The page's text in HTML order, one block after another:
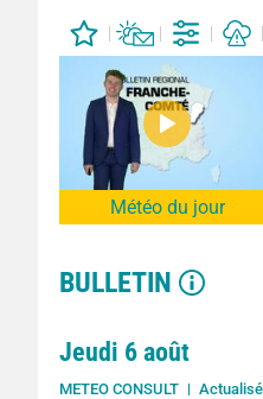
Météo du jour
BULLETIN
Jeudi 6 août
METEO CONSULT